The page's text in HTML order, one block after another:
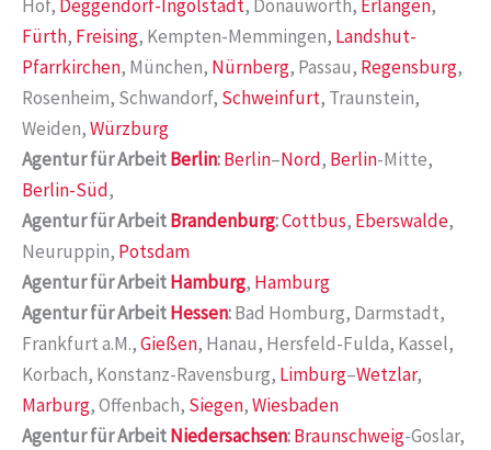
Hof, Deggendorf-Ingolstadt, Donauwörth, Erlangen,
Fürth, Freising, Kempten-Memmingen, Landshut-
Pfarrkirchen, München, Nürnberg, Passau, Regensburg,
Rosenheim, Schwandorf, Schweinfurt, Traunstein,
Weiden,Würzburg
Agentur für ArbeitBerlin:Berlin–Nord, Berlin-Mitte,
Berlin-Süd,
Agentur für ArbeitBrandenburg:Cottbus, Eberswalde,
Neuruppin, Potsdam
Agentur für ArbeitHamburg, Hamburg
Agentur für ArbeitHessen:Bad Homburg, Darmstadt,
Frankfurt a.M.,Gießen, Hanau, Hersfeld-Fulda, Kassel,
Korbach, Konstanz-Ravensburg, Limburg–Wetzlar,
Marburg, Offenbach, Siegen,Wiesbaden
Agentur für ArbeitNiedersachsen:Braunschweig-Goslar,